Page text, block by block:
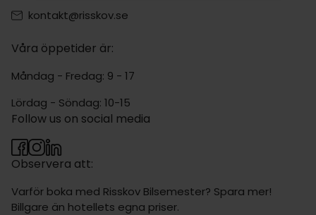
kontakt@risskov.se
Våra öppetider är:
Måndag - Fredag: 9 - 17
Lördag - Söndag: 10-15
Observera att:
Varför boka med Risskov Bilsemester? Spara mer!
Billgare än hotellets egna priser.
Follow us on social media